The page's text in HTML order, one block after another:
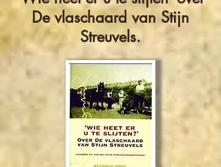
De vlaschaard van Stijn
Streuvels.